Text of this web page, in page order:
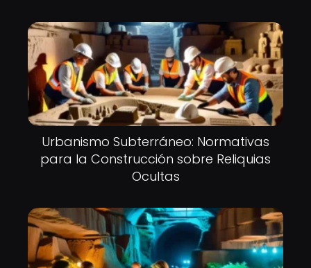
Urbanismo Subterráneo: Normativas
para la Construcción sobre Reliquias
Ocultas